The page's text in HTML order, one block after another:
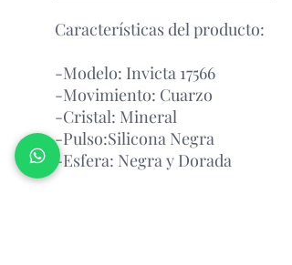
Características del producto:
-Modelo: Invicta 17566
-Movimiento: Cuarzo
-Cristal: Mineral
-Pulso:Silicona Negra
-Esfera: Negra y Dorada